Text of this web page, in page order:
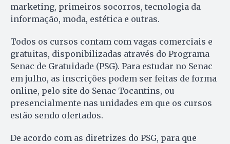
marketing, primeiros socorros, tecnologia da
informação, moda, estética e outras.
Todos os cursos contam com vagas comerciais e
gratuitas, disponibilizadas através do Programa
Senac de Gratuidade (PSG). Para estudar no Senac
em julho, as inscrições podem ser feitas de forma
online, pelo site do Senac Tocantins, ou
presencialmente nas unidades em que os cursos
estão sendo ofertados.
De acordo com as diretrizes do PSG, para que